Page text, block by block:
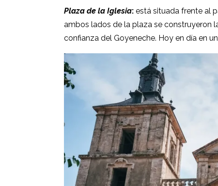
Plaza de la Iglesia: está situada frente al
ambos lados de la plaza se construyeron
confianza del Goyeneche. Hoy en día en